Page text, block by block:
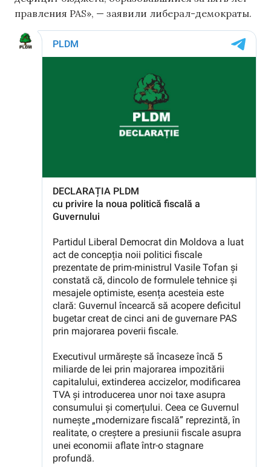
правления PAS», — заявили либерал-демократы.